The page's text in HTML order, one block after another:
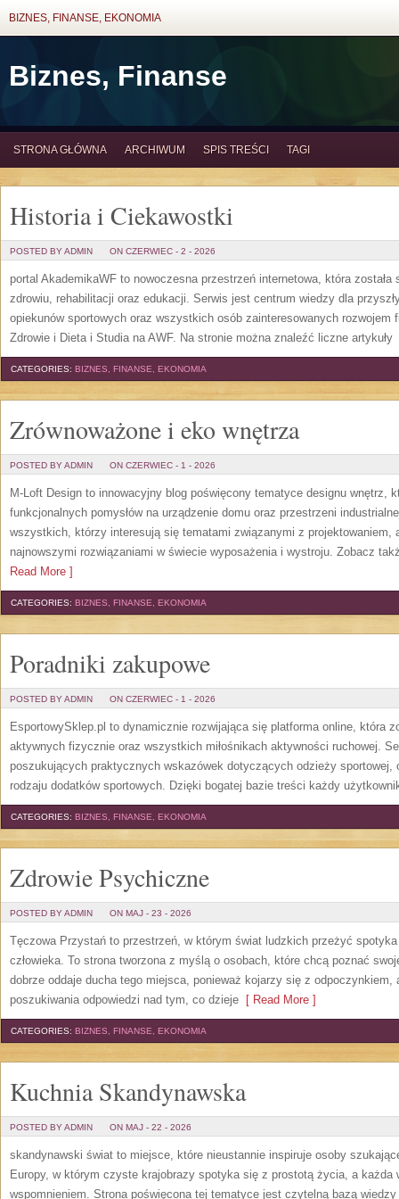
BIZNES, FINANSE, EKONOMIA
Biznes, Finanse
STRONA GŁÓWNA ARCHIWUM SPIS TREŚCI TAGI
Historia i Ciekawostki
POSTED BY ADMIN ON CZERWIEC - 2 - 2026
portal AkademikaWF to nowoczesna przestrzeń internetowa, która
zdrowiu, rehabilitacji oraz edukacji. Serwis jest centrum wiedzy dla
opiekunów sportowych oraz wszystkich osób zainteresowanych rozwojem
Zdrowie i Dieta i Studia na AWF. Na stronie można znaleźć liczne artykuły
CATEGORIES: BIZNES, FINANSE, EKONOMIA
Zrównoważone i eko wnętrza
POSTED BY ADMIN ON CZERWIEC - 1 - 2026
M-Loft Design to innowacyjny blog poświęcony tematyce designu wnętrz,
funkcjonalnych pomysłów na urządzenie domu oraz przestrzeni
wszystkich, którzy interesują się tematami związanymi z projektowaniem,
najnowszymi rozwiązaniami w świecie wyposażenia i wystroju. Zobacz
Read More ]
CATEGORIES: BIZNES, FINANSE, EKONOMIA
Poradniki zakupowe
POSTED BY ADMIN ON CZERWIEC - 1 - 2026
EsportowySklep.pl to dynamicznie rozwijająca się platforma online, która
aktywnych fizycznie oraz wszystkich miłośnikach aktywności ruchowej.
poszukujących praktycznych wskazówek dotyczących odzieży sportowej,
rodzaju dodatków sportowych. Dzięki bogatej bazie treści każdy
CATEGORIES: BIZNES, FINANSE, EKONOMIA
Zdrowie Psychiczne
POSTED BY ADMIN ON MAJ - 23 - 2026
Tęczowa Przystań to przestrzeń, w którym świat ludzkich przeżyć
człowieka. To strona tworzona z myślą o osobach, które chcą poznać
dobrze oddaje ducha tego miejsca, ponieważ kojarzy się z odpoczynkiem,
poszukiwania odpowiedzi nad tym, co dzieje [ Read More ]
CATEGORIES: BIZNES, FINANSE, EKONOMIA
Kuchnia Skandynawska
POSTED BY ADMIN ON MAJ - 22 - 2026
skandynawski świat to miejsce, które nieustannie inspiruje osoby
Europy, w którym czyste krajobrazy spotyka się z prostotą życia, a
wspomnieniem. Strona poświęcona tej tematyce jest czytelną bazą